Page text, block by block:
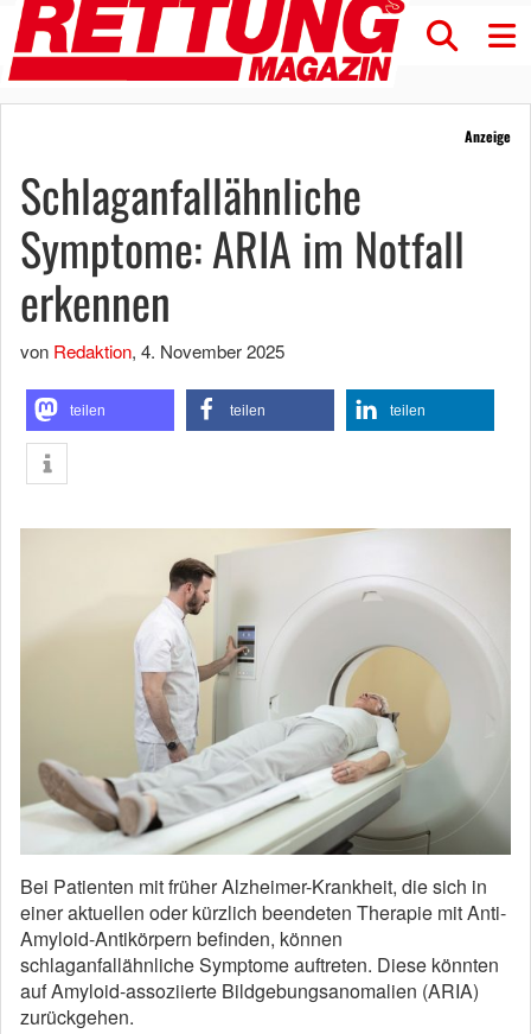
Anzeige
Schlaganfallähnliche
Symptome: ARIA im Notfall
erkennen
von Redaktion, 4. November 2025
teilen teilen teilen
Bei Patienten mit früher Alzheimer-Krankheit, die sich in
einer aktuellen oder kürzlich beendeten Therapie mit Anti-
Amyloid-Antikörpern befinden, können
schlaganfallähnliche Symptome auftreten. Diese könnten
auf Amyloid-assoziierte Bildgebungsanomalien (ARIA)
zurückgehen.